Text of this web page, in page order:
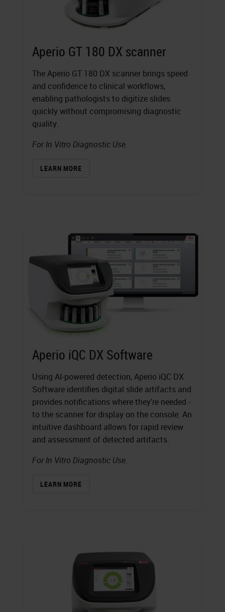
Aperio GT 180 DX scanner
The Aperio GT 180 DX scanner brings speed
and confidence to clinical workflows,
enabling pathologists to digitize slides
quickly without compromising diagnostic
quality.
For In Vitro Diagnostic Use.
LEARN MORE
Aperio iQC DX Software
Using AI-powered detection, Aperio iQC DX
Software identifies digital slide artifacts and
provides notifications where they're needed -
to the scanner for display on the console. An
intuitive dashboard allows for rapid review
and assessment of detected artifacts.
For In Vitro Diagnostic Use.
LEARN MORE